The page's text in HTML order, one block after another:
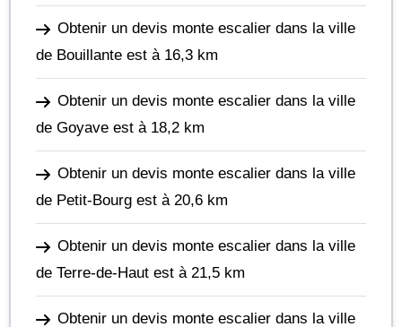
Obtenir un devis monte escalier dans la ville
de Bouillante est à 16,3 km
Obtenir un devis monte escalier dans la ville
de Goyave est à 18,2 km
Obtenir un devis monte escalier dans la ville
de Petit-Bourg est à 20,6 km
Obtenir un devis monte escalier dans la ville
de Terre-de-Haut est à 21,5 km
Obtenir un devis monte escalier dans la ville